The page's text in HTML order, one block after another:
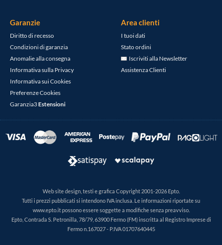
Garanzie
Diritto di recesso
Condizioni di garanzia
Anomalie alla consegna
Informativa sulla Privacy
Informativa sui Cookies
Preferenze Cookies
Garanzia3Estensioni
Area clienti
I tuoi dati
Stato ordini
Iscriviti alla Newsletter
Assistenza Clienti
Web site design, testi e grafica Copyright 2001-2026 Epto.
Tutti i prezzi pubblicati si intendono IVA inclusa. Le informazioni riportate su
www.epto.it possono essere soggette a modifiche senza preavviso.
Epto, Contrada S. Petronilla, 78/79, 63900 Fermo (FM) inscritta al Registro Imprese di
Fermo n.167027 - P.IVA 01707640445